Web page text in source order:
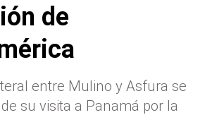
de
entre Mulino y Asfura se
su visita a Panamá por la